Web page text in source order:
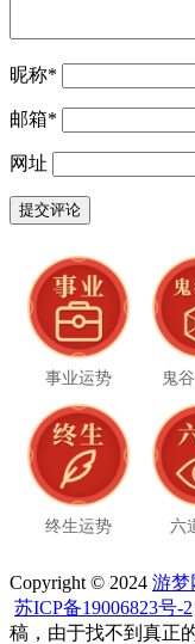
昵称*
邮箱*
网址
事业运势 鬼
终生运势 六
Copyright © 2024 游梦
苏ICP备19006823号-2
稿，由于找不到真正